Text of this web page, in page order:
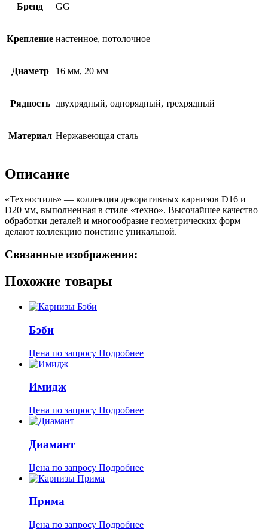
Бренд GG
Крепление настенное, потолочное
Диаметр 16 мм, 20 мм
Рядность двухрядный, однорядный, трехрядный
Материал Нержавеющая сталь
Описание
«Техностиль» — коллекция декоративных карнизов D16 и
D20 мм, выполненная в стиле «техно». Высочайшее качество
обработки деталей и многообразие геометрических форм
делают коллекцию поистине уникальной.
Связанные изображения:
Похожие товары
Бэби
Цена по запросу Подробнее
Имидж
Цена по запросу Подробнее
Диамант
Цена по запросу Подробнее
Прима
Цена по запросу Подробнее